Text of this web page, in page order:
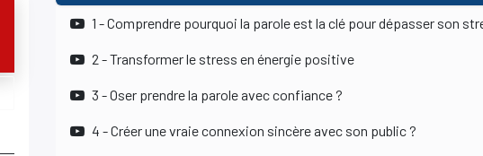
1 - Comprendre pourquoi la parole est la clé pour dépasser son
2 - Transformer le stress en énergie positive
3 - Oser prendre la parole avec confiance ?
4 - Créer une vraie connexion sincère avec son public ?